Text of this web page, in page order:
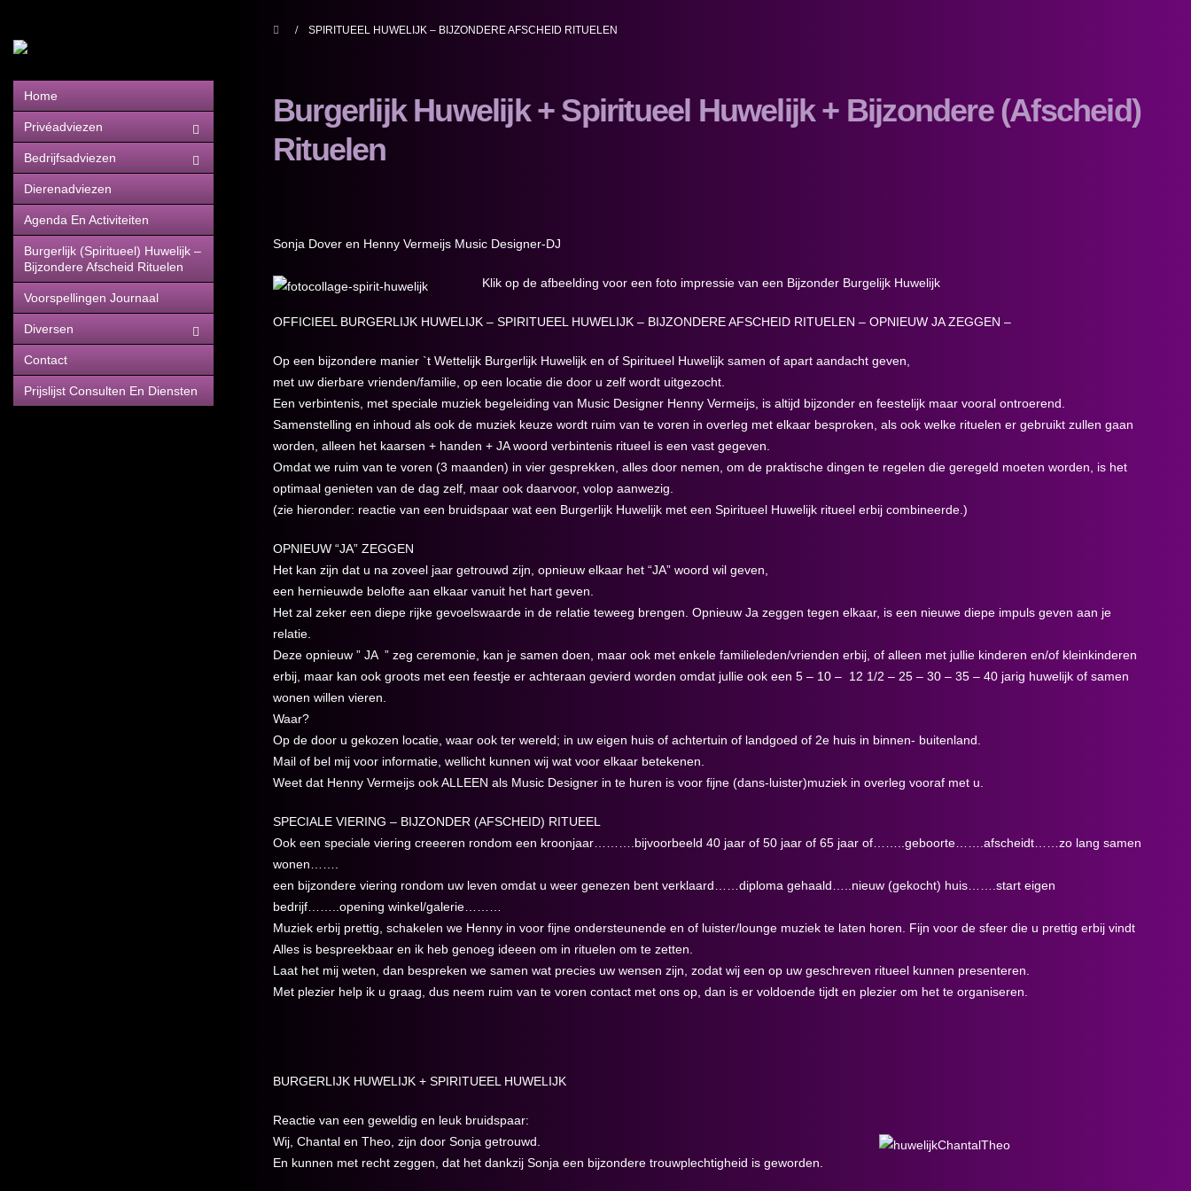
Home
Privéadviezen
Bedrijfsadviezen
Dierenadviezen
Agenda En Activiteiten
Burgerlijk (Spiritueel) Huwelijk –
Bijzondere Afscheid Rituelen
Voorspellingen Journaal
Diversen
Contact
Prijslijst Consulten En Diensten
SPIRITUEEL HUWELIJK – BIJZONDERE AFSCHEID RITUELEN
Burgerlijk Huwelijk + Spiritueel Huwelijk + Bijzondere (Afscheid)
Rituelen
Sonja Dover en Henny Vermeijs Music Designer-DJ
Klik op de afbeelding voor een foto impressie van een Bijzonder Burgelijk Huwelijk
OFFICIEEL BURGERLIJK HUWELIJK – SPIRITUEEL HUWELIJK – BIJZONDERE AFSCHEID RITUELEN – OPNIEUW JA ZEGGEN –
Op een bijzondere manier `t Wettelijk Burgerlijk Huwelijk en of Spiritueel Huwelijk samen of apart aandacht geven,
met uw dierbare vrienden/familie, op een locatie die door u zelf wordt uitgezocht.
Een verbintenis, met speciale muziek begeleiding van Music Designer Henny Vermeijs, is altijd bijzonder en feestelijk maar vooral ontroerend.
Samenstelling en inhoud als ook de muziek keuze wordt ruim van te voren in overleg met elkaar besproken, als ook welke rituelen er gebruikt zullen gaan
worden, alleen het kaarsen + handen + JA woord verbintenis ritueel is een vast gegeven.
Omdat we ruim van te voren (3 maanden) in vier gesprekken, alles door nemen, om de praktische dingen te regelen die geregeld moeten worden, is het
optimaal genieten van de dag zelf, maar ook daarvoor, volop aanwezig.
(zie hieronder: reactie van een bruidspaar wat een Burgerlijk Huwelijk met een Spiritueel Huwelijk ritueel erbij combineerde.)
OPNIEUW “JA” ZEGGEN
Het kan zijn dat u na zoveel jaar getrouwd zijn, opnieuw elkaar het “JA” woord wil geven,
een hernieuwde belofte aan elkaar vanuit het hart geven.
Het zal zeker een diepe rijke gevoelswaarde in de relatie teweeg brengen. Opnieuw Ja zeggen tegen elkaar, is een nieuwe diepe impuls geven aan je
relatie.
Deze opnieuw ” JA ” zeg ceremonie, kan je samen doen, maar ook met enkele familieleden/vrienden erbij, of alleen met jullie kinderen en/of kleinkinderen
erbij, maar kan ook groots met een feestje er achteraan gevierd worden omdat jullie ook een 5 – 10 – 12 1/2 – 25 – 30 – 35 – 40 jarig huwelijk of samen
wonen willen vieren.
Waar?
Op de door u gekozen locatie, waar ook ter wereld; in uw eigen huis of achtertuin of landgoed of 2e huis in binnen- buitenland.
Mail of bel mij voor informatie, wellicht kunnen wij wat voor elkaar betekenen.
Weet dat Henny Vermeijs ook ALLEEN als Music Designer in te huren is voor fijne (dans-luister)muziek in overleg vooraf met u.
SPECIALE VIERING – BIJZONDER (AFSCHEID) RITUEEL
Ook een speciale viering creeeren rondom een kroonjaar……….bijvoorbeeld 40 jaar of 50 jaar of 65 jaar of……..geboorte…….afscheidt……zo lang samen
wonen…….
een bijzondere viering rondom uw leven omdat u weer genezen bent verklaard……diploma gehaald…..nieuw (gekocht) huis…….start eigen
bedrijf……..opening winkel/galerie………
Muziek erbij prettig, schakelen we Henny in voor fijne ondersteunende en of luister/lounge muziek te laten horen. Fijn voor de sfeer die u prettig erbij vindt
Alles is bespreekbaar en ik heb genoeg ideeen om in rituelen om te zetten.
Laat het mij weten, dan bespreken we samen wat precies uw wensen zijn, zodat wij een op uw geschreven ritueel kunnen presenteren.
Met plezier help ik u graag, dus neem ruim van te voren contact met ons op, dan is er voldoende tijdt en plezier om het te organiseren.
BURGERLIJK HUWELIJK + SPIRITUEEL HUWELIJK
Reactie van een geweldig en leuk bruidspaar:
Wij, Chantal en Theo, zijn door Sonja getrouwd.
En kunnen met recht zeggen, dat het dankzij Sonja een bijzondere trouwplechtigheid is geworden.